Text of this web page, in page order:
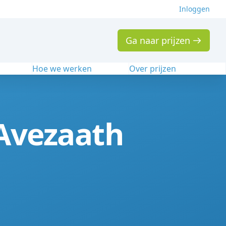
Inloggen
Ga naar prijzen
Hoe we werken Over prijzen